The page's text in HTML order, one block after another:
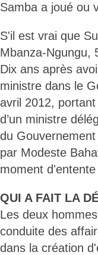
Samba a joué ou
S'il est vrai que
Mbanza-Ngungu,
Dix ans après
ministre dans le
avril 2012,
d’un ministre
du
par Modeste
moment
QUI A FAIT LA
Les deux
conduite des
dans la création